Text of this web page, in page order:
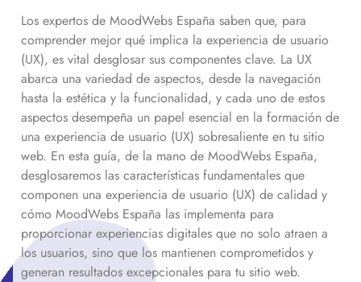
Los expertos de MoodWebs España saben que, para
comprender mejor qué implica la experiencia de usuario
(UX), es vital desglosar sus componentes clave. La UX
abarca una variedad de aspectos, desde la navegación
hasta la estética y la funcionalidad, y cada uno de estos
aspectos desempeña un papel esencial en la formación de
una experiencia de usuario (UX) sobresaliente en tu sitio
web. En esta guía, de la mano de MoodWebs España,
desglosaremos las características fundamentales que
componen una experiencia de usuario (UX) de calidad y
cómo MoodWebs España las implementa para
proporcionar experiencias digitales que no solo atraen a
los usuarios, sino que los mantienen comprometidos y
generan resultados excepcionales para tu sitio web.